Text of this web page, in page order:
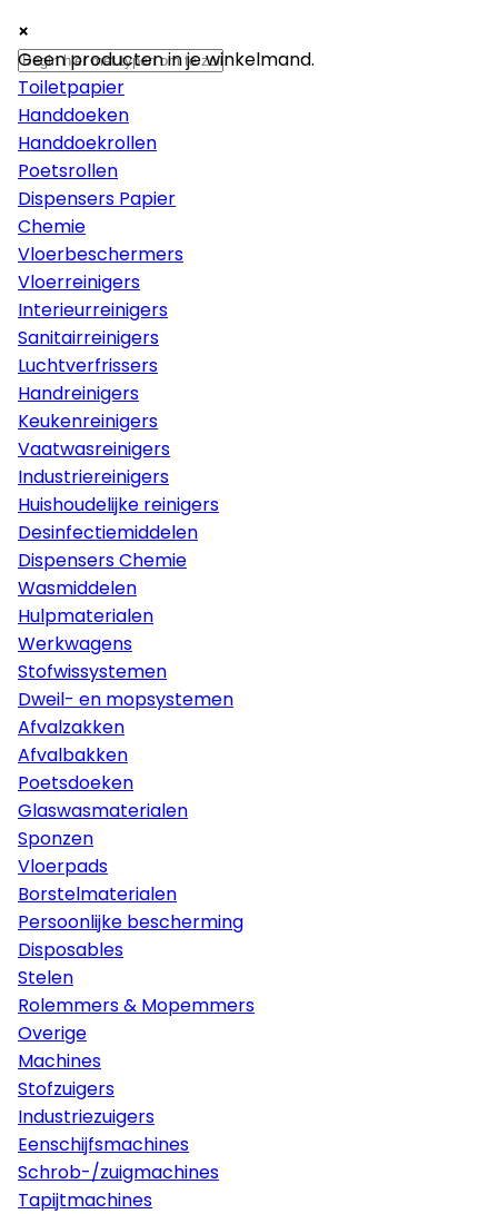
×
Papier
Toiletpapier
Handdoeken
Handdoekrollen
Poetsrollen
Dispensers Papier
Chemie
Vloerbeschermers
Vloerreinigers
Interieurreinigers
Sanitairreinigers
Luchtverfrissers
Handreinigers
Keukenreinigers
Vaatwasreinigers
Industriereinigers
Huishoudelijke reinigers
Desinfectiemiddelen
Dispensers Chemie
Wasmiddelen
Hulpmaterialen
Werkwagens
Stofwissystemen
Dweil- en mopsystemen
Afvalzakken
Afvalbakken
Poetsdoeken
Glaswasmaterialen
Sponzen
Vloerpads
Borstelmaterialen
Persoonlijke bescherming
Disposables
Stelen
Rolemmers & Mopemmers
Overige
Machines
Stofzuigers
Industriezuigers
Eenschijfsmachines
Schrob-/zuigmachines
Tapijtmachines
×
×
Geen producten in je winkelmand.